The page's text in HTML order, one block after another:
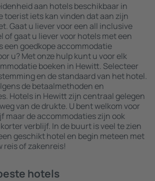
aan hotels beschikbaar in
toerist iets kan vinden dat aan zijn
Gaat u liever voor een all inclusive
of gaat u liever voor hotels met een
een goedkope accommodatie
u? Met onze hulp kunt u voor elk
boeken in Hewitt. Selecteer
en de standaard van het hotel.
de betaalmethoden en
Hotels in Hewitt zijn centraal gelegen
van de drukte. U bent welkom voor
maar de accommodaties zijn ook
verblijf. In de buurt is veel te zien
geschikt hotel en begin meteen met
reis of zakenreis!
hotels